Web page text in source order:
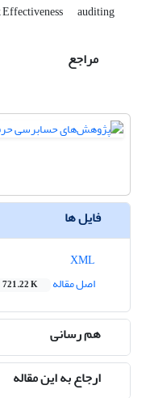
auditing
مراجع
فایل ها
اصل مقاله
721.22 K
هم رسانی
ارجاع به این مقاله